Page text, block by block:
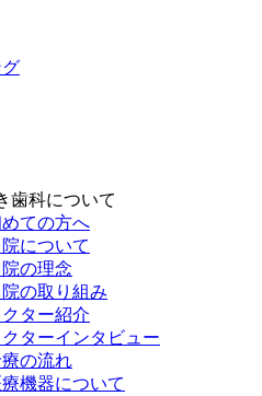
歯科について
ての方へ
について
の理念
の取り組み
クター紹介
クターインタビュー
の流れ
療機器について